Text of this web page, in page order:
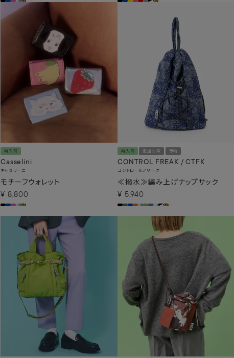
再入荷
Casselini
キャセリーニ
モチーフウォレット
¥ 8,800
再入荷 追加生産 予約
CONTROL FREAK / CTFK
コントロールフリーク
≪撥水≫編み上げナップサック
¥ 5,940